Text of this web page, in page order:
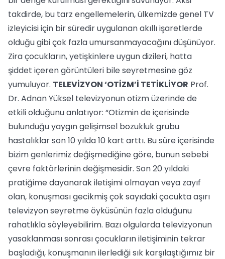
takdirde, bu tarz engellemelerin, ülkemizde genel TV
izleyicisi için bir süredir uygulanan akıllı işaretlerde
olduğu gibi çok fazla umursanmayacağını düşünüyor.
Zira çocukların, yetişkinlere uygun dizileri, hatta
şiddet içeren görüntüleri bile seyretmesine göz
yumuluyor. TELEVİZYON ‘OTİZM’İ TETİKLİYOR Prof.
Dr. Adnan Yüksel televizyonun otizm üzerinde de
etkili olduğunu anlatıyor: “Otizmin de içerisinde
bulunduğu yaygın gelişimsel bozukluk grubu
hastalıklar son 10 yılda 10 kart arttı. Bu süre içerisinde
bizim genlerimiz değişmediğine göre, bunun sebebi
çevre faktörlerinin değişmesidir. Son 20 yıldaki
pratiğime dayanarak iletişimi olmayan veya zayıf
olan, konuşması gecikmiş çok sayıdaki çocukta aşırı
televizyon seyretme öyküsünün fazla olduğunu
rahatlıkla söyleyebilirim. Bazı olgularda televizyonun
yasaklanması sonrası çocukların iletişiminin tekrar
başladığı, konuşmanın ilerlediği sık karşılaştığımız bir